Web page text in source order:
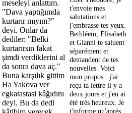
meseleyi anlattım.
"Dava yaptığımda
kurtarır mıyım?"
deyi. Onlar da
dediler: "Belki
kurtarırsın fakat
şimdi verdiklerini al
da sonra dava aç."
Buna karşılık gittim
Ha Yakova ver
egkatastasi kâğıdını
deyi. Bu da dedi
t'envoie mes
salutations et
j'embrasse tes yeux.
Bethléem, Élisabeth
et Gianni te saluent
séparément et
demandent de tes
nouvelles. Voici
mon propos : j'ai
reçu ta lettre il y a
deux jours et j'en ai
été très heureux. Je
t'informe qu'après